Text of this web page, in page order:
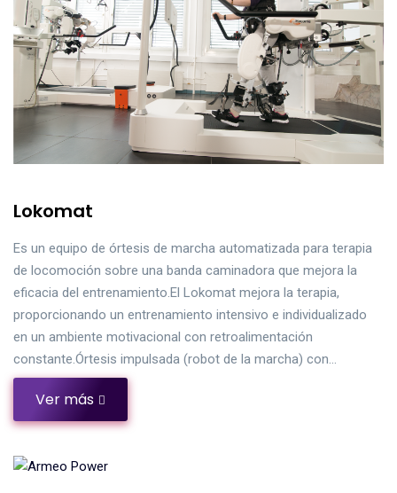
Lokomat
Es un equipo de órtesis de marcha automatizada para terapia
de locomoción sobre una banda caminadora que mejora la
eficacia del entrenamiento.El Lokomat mejora la terapia,
proporcionando un entrenamiento intensivo e individualizado
en un ambiente motivacional con retroalimentación
constante.Órtesis impulsada (robot de la marcha) con…
Ver más